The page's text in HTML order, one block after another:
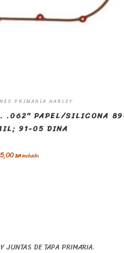
PRIMARIA HARLEY
.062″ PAPEL/SILICONA
91-05 DINA
IVA incluido